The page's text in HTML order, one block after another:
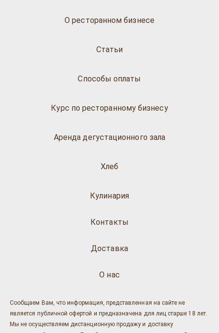
О ресторанном бизнесе
Статьи
Способы оплаты
Курс по ресторанному бизнесу
Аренда дегустационного зала
Хлеб
Кулинария
О нас
Доставка
Контакты
Сообщаем Вам, что информация, представленная на сайте не
является публичной офертой и предназначена для лиц старше 18 лет.
Мы не осуществляем дистанционную продажу и доставку